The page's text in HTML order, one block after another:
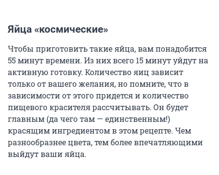
Яйца «космические»
Чтобы приготовить такие яйца, вам понадобится
55 минут времени. Из них всего 15 минут уйдут на
активную готовку. Количество яиц зависит
только от вашего желания, но помните, что в
зависимости от этого придется и количество
пищевого красителя рассчитывать. Он будет
главным (да чего там — единственным!)
красящим ингредиентом в этом рецепте. Чем
разнообразнее цвета, тем более впечатляющими
выйдут ваши яйца.